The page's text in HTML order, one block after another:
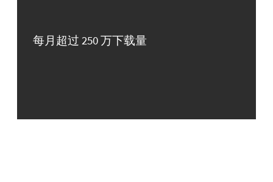
每月超过 250 万下载量